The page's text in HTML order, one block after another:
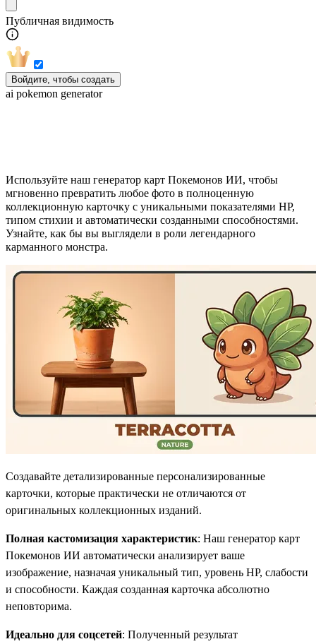
Публичная видимость
Войдите, чтобы создать
ai pokemon generator
Используйте наш генератор карт Покемонов ИИ, чтобы
мгновенно превратить любое фото в полноценную
коллекционную карточку с уникальными показателями HP,
типом стихии и автоматически созданными способностями.
Узнайте, как бы вы выглядели в роли легендарного
карманного монстра.
Создавайте детализированные персонализированные
карточки, которые практически не отличаются от
оригинальных коллекционных изданий.
Полная кастомизация характеристик: Наш генератор карт
Покемонов ИИ автоматически анализирует ваше
изображение, назначая уникальный тип, уровень HP, слабости
и способности. Каждая созданная карточка абсолютно
неповторима.
Идеально для соцсетей: Полученный результат